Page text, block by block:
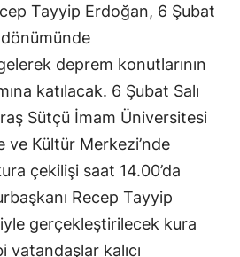
Tayyip Erdoğan, 6 Şubat
deprem konutlarının
katılacak. 6 Şubat Salı
Sütçü İmam Üniversitesi
ve Kültür Merkezi’nde
çekilişi saat 14.00’da
Recep Tayyip
gerçekleştirilecek kura
vatandaşlar kalıcı